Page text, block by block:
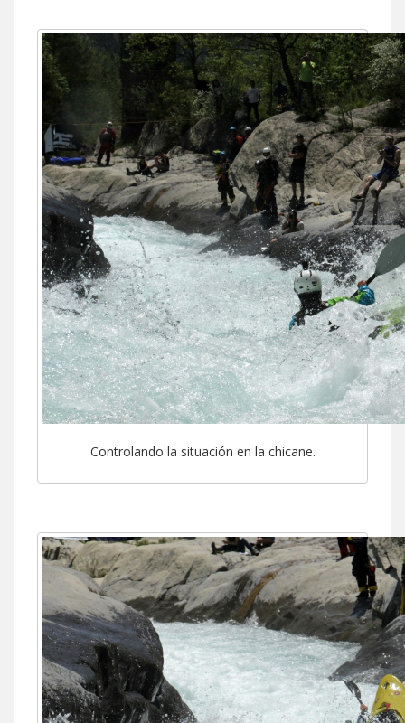
Controlando la situación en la chicane.